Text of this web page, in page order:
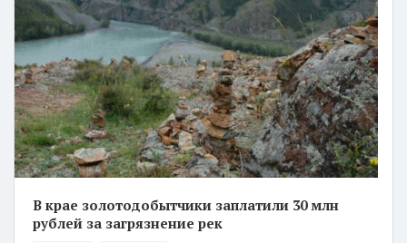
В крае золотодобытчики заплатили 30 млн
рублей за загрязнение рек